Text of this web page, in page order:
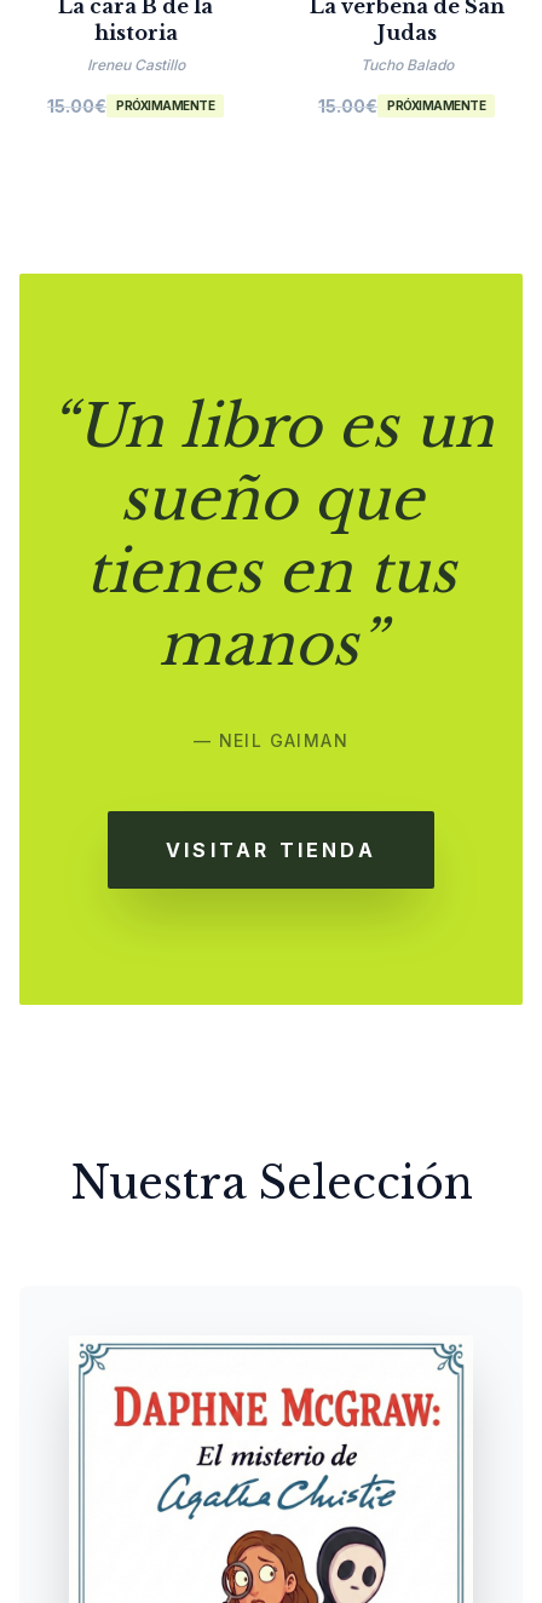
La cara B de la
historia
Ireneu Castillo
15.00€ PRÓXIMAMENTE
La verbena de San
Judas
Tucho Balado
15.00€ PRÓXIMAMENTE
“Un libro es un
sueño que
tienes en tus
manos”
— NEIL GAIMAN
VISITAR TIENDA
Nuestra Selección